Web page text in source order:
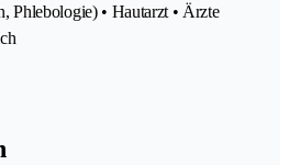
Phlebologie) • Hautarzt • Ärzte